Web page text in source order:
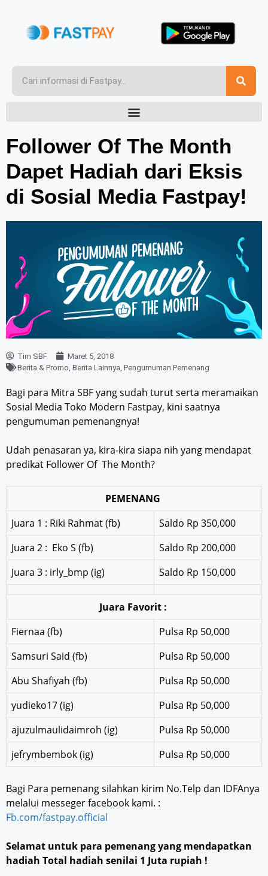
Follower Of The Month
Dapet Hadiah dari Eksis
di Sosial Media Fastpay!
Tim SBF
Maret 5, 2018
Berita & Promo Berita Lainnya Pengumuman Pemenang
Bagi para Mitra SBF yang sudah turut serta meramaikan
Sosial Media Toko Modern Fastpay, kini saatnya
pengumuman pemenangnya!
Udah penasaran ya, kira-kira siapa nih yang mendapat
predikat Follower Of The Month?
PEMENANG
Juara 1 : Riki Rahmat (fb)
Saldo Rp 350,000
Juara 2 : Eko S (fb)
Saldo Rp 200,000
Juara 3 : irly_bmp (ig)
Saldo Rp 150,000
Juara Favorit :
Fiernaa (fb)
Pulsa Rp 50,000
Samsuri Said (fb)
Pulsa Rp 50,000
Abu Shafiyah (fb)
Pulsa Rp 50,000
yudieko17 (ig)
Pulsa Rp 50,000
ajuzulmaulidaimroh (ig)
Pulsa Rp 50,000
jefrymbembok (ig)
Pulsa Rp 50,000
Bagi Para pemenang silahkan kirim No.Telp dan IDFAnya
melalui messeger facebook kami. :
Fb.com/fastpay.official
Selamat untuk para pemenang yang mendapatkan
hadiah Total hadiah senilai 1 Juta rupiah !